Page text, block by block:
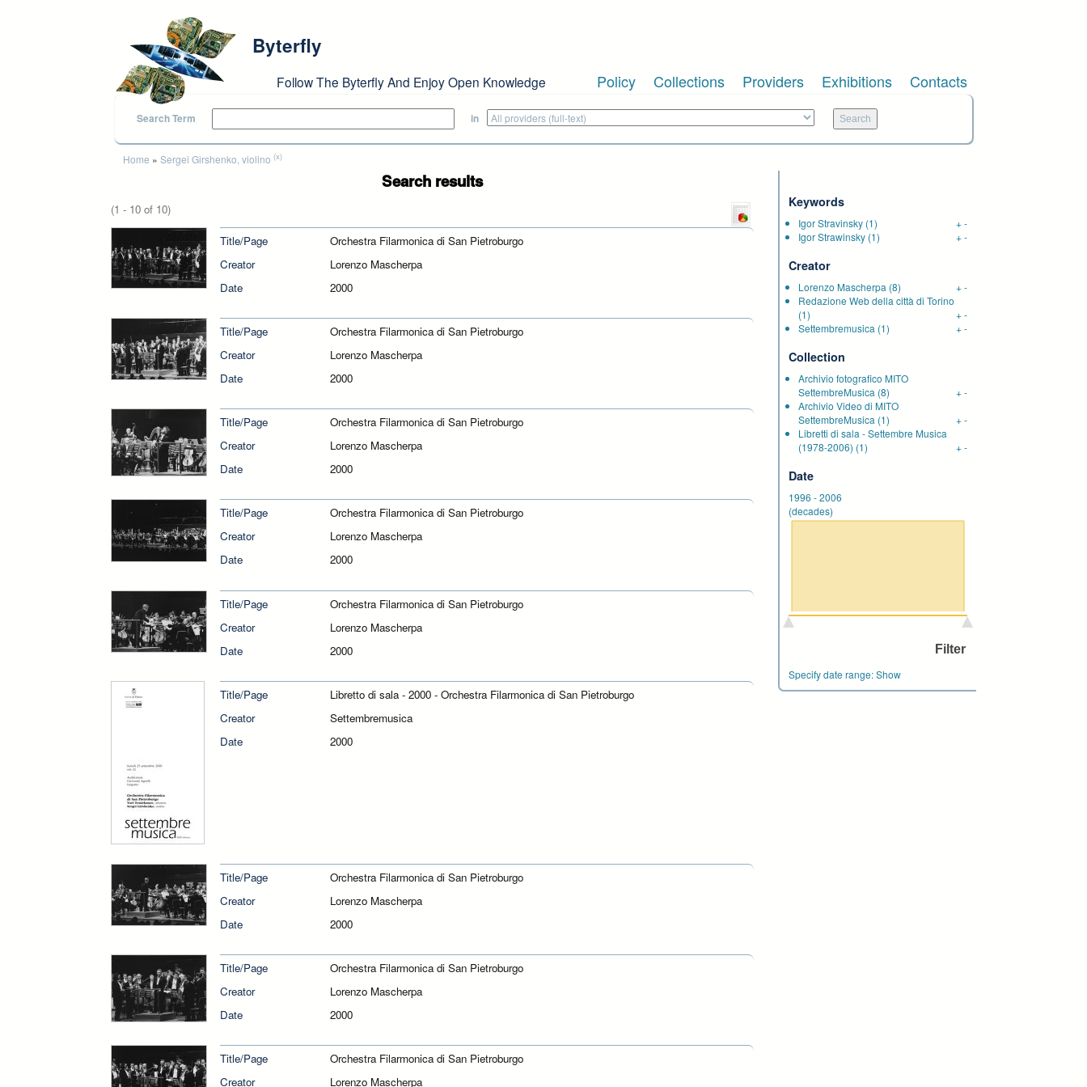
Byterfly
Follow The Byterfly And Enjoy Open Knowledge Policy Collections Providers Exhibitions Contacts
Search Term in
You are here
Home » Sergei Girshenko, violino (x)
Search results
(1 - 10 of 10)
Title/Page
Orchestra Filarmonica di San Pietroburgo
Creator
Lorenzo Mascherpa
Date
2000
Title/Page
Orchestra Filarmonica di San Pietroburgo
Creator
Lorenzo Mascherpa
Date
2000
Title/Page
Orchestra Filarmonica di San Pietroburgo
Creator
Lorenzo Mascherpa
Date
2000
Title/Page
Orchestra Filarmonica di San Pietroburgo
Creator
Lorenzo Mascherpa
Date
2000
Title/Page
Orchestra Filarmonica di San Pietroburgo
Creator
Lorenzo Mascherpa
Date
2000
Title/Page
Libretto di sala - 2000 - Orchestra Filarmonica di San Pietroburgo
Creator
Settembremusica
Date
2000
Title/Page
Orchestra Filarmonica di San Pietroburgo
Creator
Lorenzo Mascherpa
Date
2000
Title/Page
Orchestra Filarmonica di San Pietroburgo
Creator
Lorenzo Mascherpa
Date
2000
Title/Page
Orchestra Filarmonica di San Pietroburgo
Creator
Lorenzo Mascherpa
Keywords
Igor Stravinsky (1) +-
Igor Strawinsky (1) +-
Creator
Lorenzo Mascherpa (8) +-
Redazione Web della città di Torino
(1)
+-
Settembremusica (1) +-
Collection
Archivio fotografico MITO
SettembreMusica (8) +-
Archivio Video di MITO
SettembreMusica (1) +-
Libretti di sala - Settembre Musica
(1978-2006) (1) +-
Date
1996 -2006
(decades)
Specify date range:Show